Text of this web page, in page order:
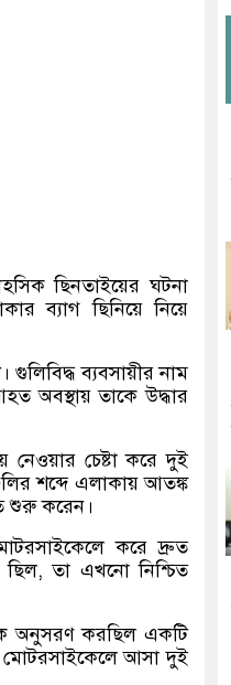
ছিনতাইয়ের ঘটনা
ব্যাগ ছিনিয়ে নিয়ে
ব্যবসায়ীর নাম
অবস্থায় তাকে উদ্ধার
নেওয়ার চেষ্টা করে দুই
শব্দে এলাকায় আতঙ্ক
শুরু করেন।
করে দ্রুত
ছিল, তা এখনো নিশ্চিত
অনুসরণ করছিল একটি
মোটরসাইকেলে আসা দুই